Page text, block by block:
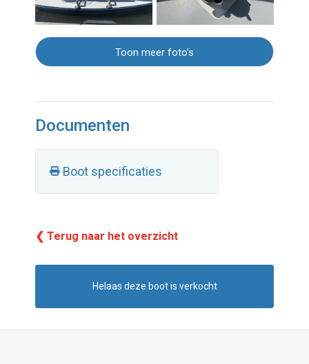
Toon meer foto's
Documenten
Boot specificaties
❮ Terug naar het overzicht
Helaas deze boot is verkocht